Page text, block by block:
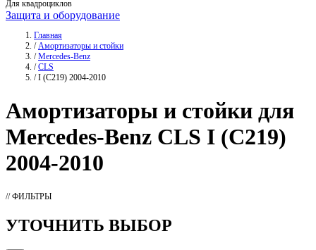
Для квадроциклов
Защита и оборудование
Главная
/ Амортизаторы и стойки
/ Mercedes-Benz
/ CLS
/ I (C219) 2004-2010
Амортизаторы и стойки для
Mercedes-Benz CLS I (C219)
2004-2010
// ФИЛЬТРЫ
УТОЧНИТЬ ВЫБОР